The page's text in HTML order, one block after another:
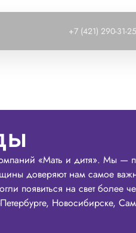
+7 (421) 290-31-25
«Мать и дитя». Мы —
доверяют нам самое
появиться на свет более
Новосибирске,